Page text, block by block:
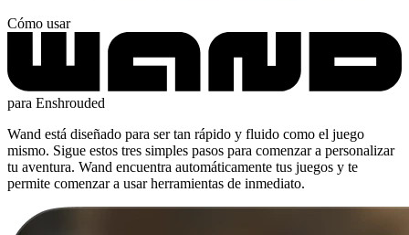
Cómo usar
para Enshrouded
Wand está diseñado para ser tan rápido y fluido como el juego
mismo. Sigue estos tres simples pasos para comenzar a personalizar
tu aventura. Wand encuentra automáticamente tus juegos y te
permite comenzar a usar herramientas de inmediato.